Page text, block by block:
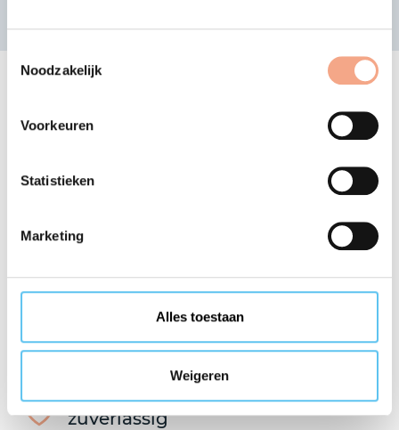
Noodzakelijk
Voorkeuren
Statistieken
Marketing
Alles toestaan
Weigeren
Nachrichtenübersicht
Schutz
Sorgenfreie
Urlaubsfreuden
Erleben Sie die sorgenfreie Sicherheit von VZR Garant vor
und während Ihrer Reise.
Sicher und
zuverlässig